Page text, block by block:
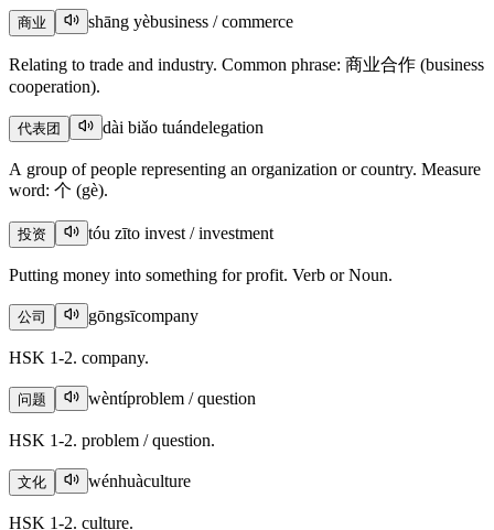
商业 shāng yèbusiness / commerce
Relating to trade and industry. Common phrase: 商业合作 (business
cooperation).
代表团 dài biǎo tuándelegation
A group of people representing an organization or country. Measure
word: 个 (gè).
投资 tóu zīto invest / investment
Putting money into something for profit. Verb or Noun.
公司 gōngsīcompany
HSK 1-2. company.
问题 wèntíproblem / question
HSK 1-2. problem / question.
文化 wénhuàculture
HSK 1-2. culture.